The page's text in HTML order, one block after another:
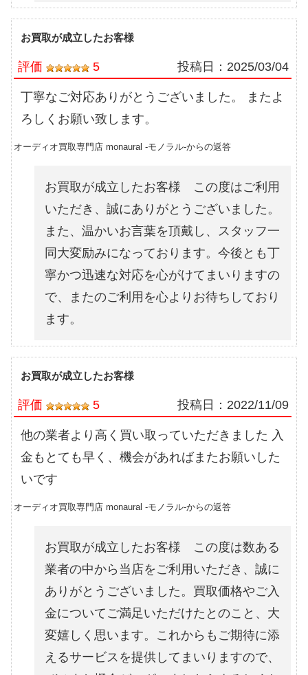
お買取が成立したお客様
評価 5 投稿日： 2025/03/04
丁寧なご対応ありがとうございました。 またよ
ろしくお願い致します。
オーディオ買取専門店 monaural -モノラル-からの返答
お買取が成立したお客様 この度はご利用
いただき、誠にありがとうございました。
また、温かいお言葉を頂戴し、スタッフ一
同大変励みになっております。今後とも丁
寧かつ迅速な対応を心がけてまいりますの
で、またのご利用を心よりお待ちしており
ます。
お買取が成立したお客様
評価 5 投稿日： 2022/11/09
他の業者より高く買い取っていただきました 入
金もとても早く、機会があればまたお願いした
いです
オーディオ買取専門店 monaural -モノラル-からの返答
お買取が成立したお客様 この度は数ある
業者の中から当店をご利用いただき、誠に
ありがとうございました。買取価格やご入
金についてご満足いただけたとのこと、大
変嬉しく思います。これからもご期待に添
えるサービスを提供してまいりますので、